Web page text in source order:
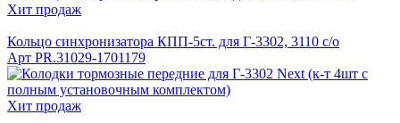
Хит продаж
Кольцо синхронизатора КПП-5ст. для Г-3302, 3110 с/о
Арт PR.31029-1701179
Хит продаж